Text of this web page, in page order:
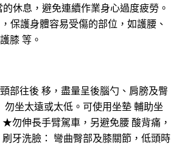
休息，避免連續作業身心過度疲勞。
保護身體容易受傷的部位，如護腰、
膝 等。
部往後 移，盡量呈後腦勺、肩膀及臀
勿坐太遠或太低。可使用坐墊 輔助坐
勿伸長手臂駕車，另避免腰 酸背痛，
牙洗臉： 彎曲臀部及膝關節，低頭時